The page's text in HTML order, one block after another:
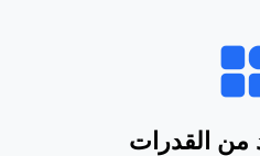
من القدرات